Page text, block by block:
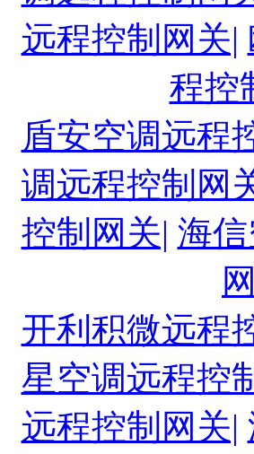
远程控制网关|
程控
盾安空调远程
调远程控制网
控制网关| 海
开利积微远程
星空调远程控
远程控制网关|